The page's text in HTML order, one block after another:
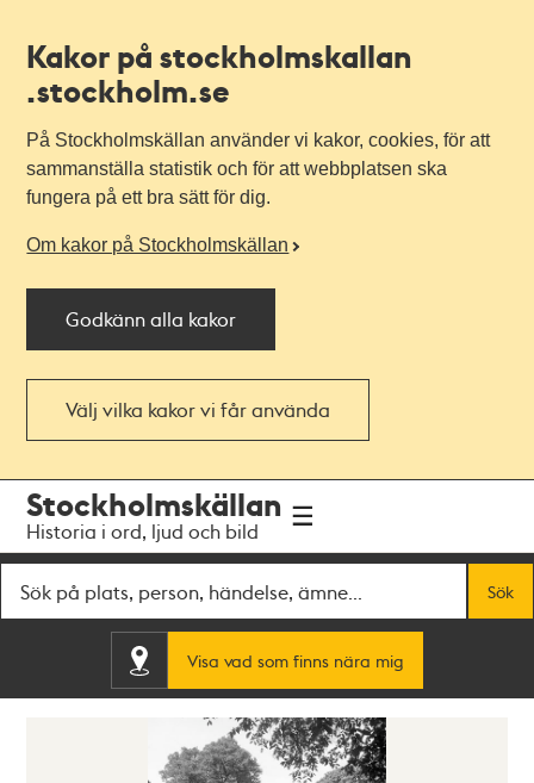
Kakor på stockholmskallan
.stockholm.se
På Stockholmskällan använder vi kakor, cookies, för att
sammanställa statistik och för att webbplatsen ska
fungera på ett bra sätt för dig.
Om kakor på Stockholmskällan
Godkänn alla kakor
Välj vilka kakor vi får använda
navigationen
huvudinnehållet
Stockholmskällan
Historia i ord, ljud och bild
Sök
Visa vad som finns nära mig